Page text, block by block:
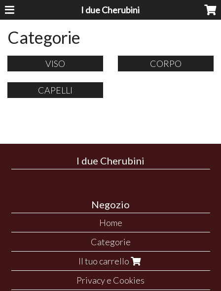
I due Cherubini
Categorie
VISO CORPO
CAPELLI
I due Cherubini
Negozio
Home
Categorie
Il tuo carrello
Privacy e Cookies